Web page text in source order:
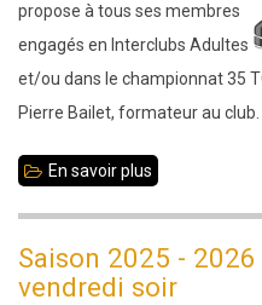
interclubs
adultes
propose à tous ses membres
engagés en Interclubs Adultes
et/ou dans le championnat 35
Pierre Bailet, formateur au club.
En savoir plus
-
Saison 2025 -
vendredi soir